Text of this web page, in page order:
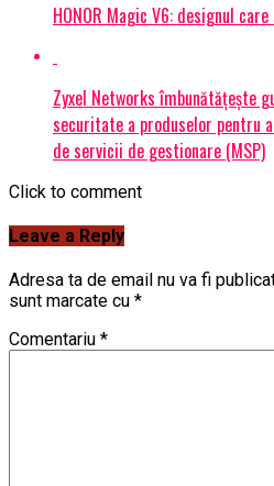
HONOR Magic V6: designul
Zyxel Networks îmbunătățește
securitate a produselor pentru
de servicii de gestionare (MSP)
Click to comment
Leave a Reply
Adresa ta de email nu va fi
sunt marcate cu *
Comentariu *